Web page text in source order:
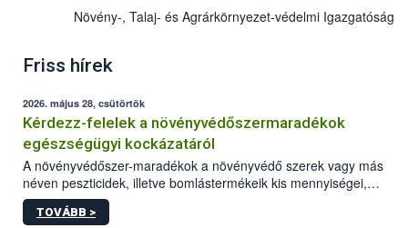
Növény-, Talaj- és Agrárkörnyezet-védelmi Igazgatóság
Friss hírek
2026. május 28, csütörtök
Kérdezz-felelek a növényvédőszermaradékok
egészségügyi kockázatáról
A növényvédőszer-maradékok a növényvédő szerek vagy más
néven peszticidek, illetve bomlástermékeik kis mennyiségei,
melyek a terményekben vagy azok felületén a betakarítást,
szüretelést, illetve tárolást követően is megmaradhatnak. Az
TOVÁBB >